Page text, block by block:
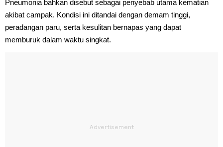
Pneumonia bahkan disebut sebagai penyebab utama kematian
akibat campak. Kondisi ini ditandai dengan demam tinggi,
peradangan paru, serta kesulitan bernapas yang dapat
memburuk dalam waktu singkat.